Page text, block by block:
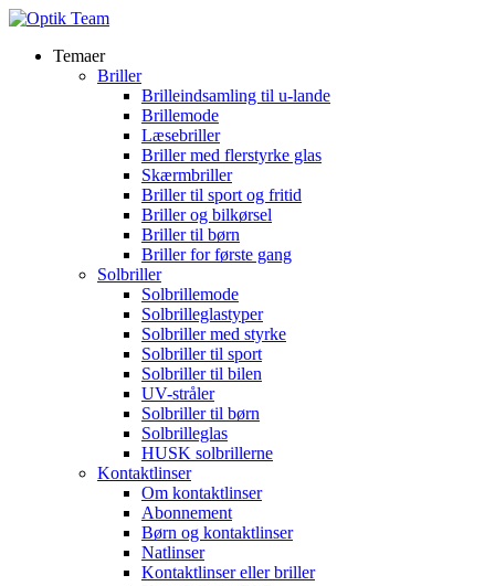
Temaer
Briller
Brilleindsamling til u-lande
Brillemode
Læsebriller
Briller med flerstyrke glas
Skærmbriller
Briller til sport og fritid
Briller og bilkørsel
Briller til børn
Briller for første gang
Solbriller
Solbrillemode
Solbrilleglastyper
Solbriller med styrke
Solbriller til sport
Solbriller til bilen
UV-stråler
Solbriller til børn
Solbrilleglas
HUSK solbrillerne
Kontaktlinser
Om kontaktlinser
Abonnement
Børn og kontaktlinser
Natlinser
Kontaktlinser eller briller